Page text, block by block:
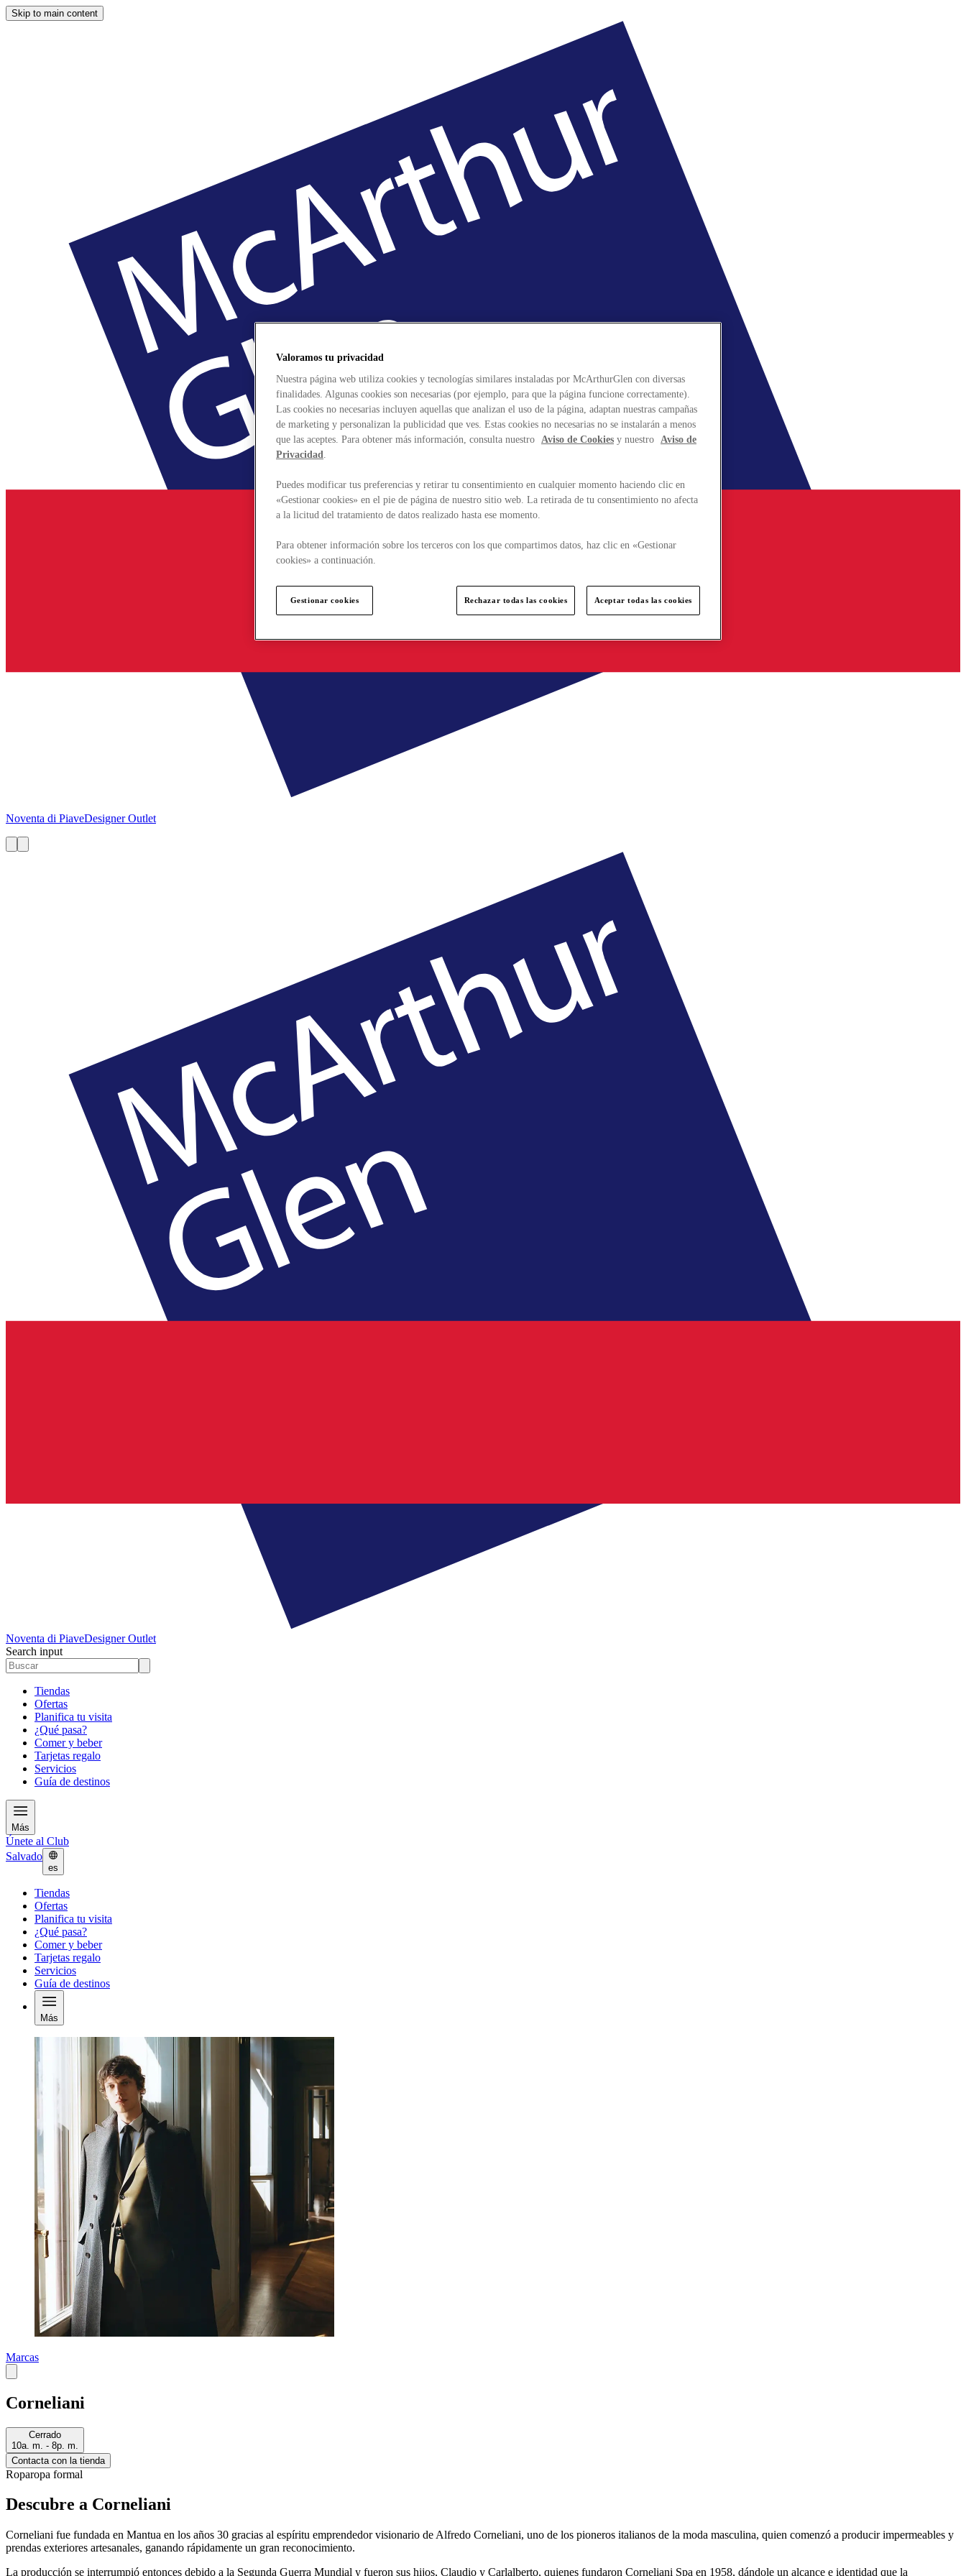
Skip to main content
Noventa di PiaveDesigner Outlet
Noventa di PiaveDesigner Outlet
Search input
Tiendas
Ofertas
Planifica tu visita
¿Qué pasa?
Comer y beber
Tarjetas regalo
Servicios
Guía de destinos
Más
Únete al Club
Salvado
es
Tiendas
Ofertas
Planifica tu visita
¿Qué pasa?
Comer y beber
Tarjetas regalo
Servicios
Guía de destinos
Más
Marcas
Corneliani
Cerrado
10a. m. - 8p. m.
Contacta con la tienda
Roparopa formal
Descubre a Corneliani
Corneliani fue fundada en Mantua en los años 30 gracias al espíritu emprendedor visionario de Alfredo Corneliani, uno de los pioneros italianos de la moda masculina, quien comenzó a producir impermeables y
prendas exteriores artesanales, ganando rápidamente un gran reconocimiento.
La producción se interrumpió entonces debido a la Segunda Guerra Mundial y fueron sus hijos, Claudio y Carlalberto, quienes fundaron Corneliani Spa en 1958, dándole un alcance e identidad que la
Valoramos tu privacidad
Nuestra página web utiliza cookies y tecnologías similares instaladas por McArthurGlen con diversas
finalidades. Algunas cookies son necesarias (por ejemplo, para que la página funcione correctamente).
Las cookies no necesarias incluyen aquellas que analizan el uso de la página, adaptan nuestras campañas
de marketing y personalizan la publicidad que ves. Estas cookies no necesarias no se instalarán a menos
que las aceptes. Para obtener más información, consulta nuestro Aviso de Cookies y nuestro Aviso de
Privacidad.
Puedes modificar tus preferencias y retirar tu consentimiento en cualquier momento haciendo clic en
«Gestionar cookies» en el pie de página de nuestro sitio web. La retirada de tu consentimiento no afecta
a la licitud del tratamiento de datos realizado hasta ese momento.
Para obtener información sobre los terceros con los que compartimos datos, haz clic en «Gestionar
cookies» a continuación.
Gestionar cookies Rechazar todas las cookies Aceptar todas las cookies